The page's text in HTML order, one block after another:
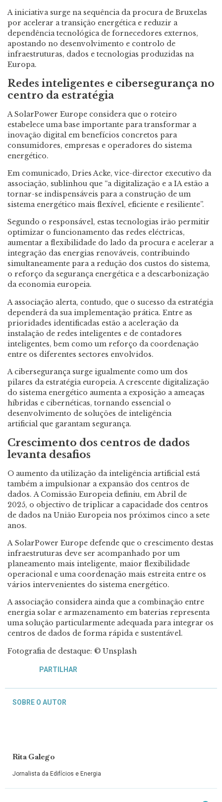
A iniciativa surge na sequência da procura de Bruxelas
por acelerar a transição energética e reduzir a
dependência tecnológica de fornecedores externos,
apostando no desenvolvimento e controlo de
infraestruturas, dados e tecnologias produzidas na
Europa.
Redes inteligentes e cibersegurança no
centro da estratégia
A SolarPower Europe considera que o roteiro
estabelece uma base importante para transformar a
inovação digital em benefícios concretos para
consumidores, empresas e operadores do sistema
energético.
Em comunicado, Dries Acke, vice-director executivo da
associação, sublinhou que “a digitalização e a IA estão a
tornar-se indispensáveis para a construção de um
sistema energético mais flexível, eficiente e resiliente”.
Segundo o responsável, estas tecnologias irão permitir
optimizar o funcionamento das redes eléctricas,
aumentar a flexibilidade do lado da procura e acelerar a
integração das energias renováveis, contribuindo
simultaneamente para a redução dos custos do sistema,
o reforço da segurança energética e a descarbonização
da economia europeia.
A associação alerta, contudo, que o sucesso da estratégia
dependerá da sua implementação prática. Entre as
prioridades identificadas estão a aceleração da
instalação de redes inteligentes e de contadores
inteligentes, bem como um reforço da coordenação
entre os diferentes sectores envolvidos.
A cibersegurança surge igualmente como um dos
pilares da estratégia europeia. A crescente digitalização
do sistema energético aumenta a exposição a ameaças
híbridas e cibernéticas, tornando essencial o
desenvolvimento de soluções de inteligência
artificial que garantam segurança.
Crescimento dos centros de dados
levanta desafios
O aumento da utilização da inteligência artificial está
também a impulsionar a expansão dos centros de
dados. A Comissão Europeia definiu, em Abril de
2025, o objectivo de triplicar a capacidade dos centros
de dados na União Europeia nos próximos cinco a sete
anos.
A SolarPower Europe defende que o crescimento destas
infraestruturas deve ser acompanhado por um
planeamento mais inteligente, maior flexibilidade
operacional e uma coordenação mais estreita entre os
vários intervenientes do sistema energético.
A associação considera ainda que a combinação entre
energia solar e armazenamento em baterias representa
uma solução particularmente adequada para integrar os
centros de dados de forma rápida e sustentável.
Fotografia de destaque: © Unsplash
PARTILHAR
SOBRE O AUTOR
Rita Galego
Jornalista da Edifícios e Energia